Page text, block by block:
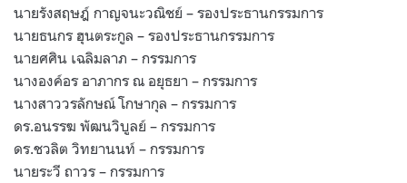
นายรังสฤษฎ์ กาญจนะวณิชย์ – รองประธานกรรมการ
นายธนกร ฮุนตระกูล – รองประธานกรรมการ
นายศศิน เฉลิมลาภ – กรรมการ
นางองค์อร อาภากร ณ อยุธยา – กรรมการ
นางสาววรลักษณ์ โกษากุล – กรรมการ
ดร.อนรรฆ พัฒนวิบูลย์ – กรรมการ
ดร.ชวลิต วิทยานนท์ – กรรมการ
นายระวี ถาวร – กรรมการ